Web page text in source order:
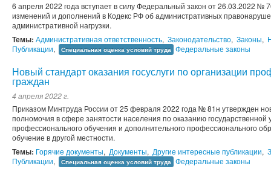
6 апреля 2022 года вступает в силу Федеральный закон от 26.03.2022 №
изменений и дополнений в Кодекс РФ об административных
административной нагрузки.
Темы: Административная ответственность, Законодательство, Законы,
Публикации, Специальная оценка условий труда Федеральные законы
Новый стандарт оказания госуслуги по организации
граждан
4 апреля 2022 г.
Приказом Минтруда России от 25 февраля 2022 года № 81н утвержден
полномочия в сфере занятости населения по оказанию государственной
профессионального обучения и дополнительного профессионального
обучение в другой местности.
Темы: Горячие документы, Документы, Другие интересные публикации,
Публикации, Специальная оценка условий труда Федеральные законы